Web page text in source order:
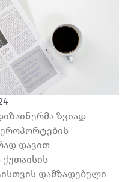
ზვიად
დავით
დამზადებული